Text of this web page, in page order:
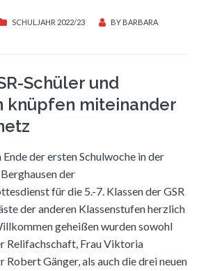
SCHULJAHR 2022/23 BY BARBARA
Schüler und
knüpfen miteinander
der ersten Schulwoche in der
der
für die 5.-7. Klassen der GSR
der anderen Klassenstufen herzlich
geheißen wurden sowohl
Relifachschaft, Frau Viktoria
Robert Gänger, als auch die drei neuen